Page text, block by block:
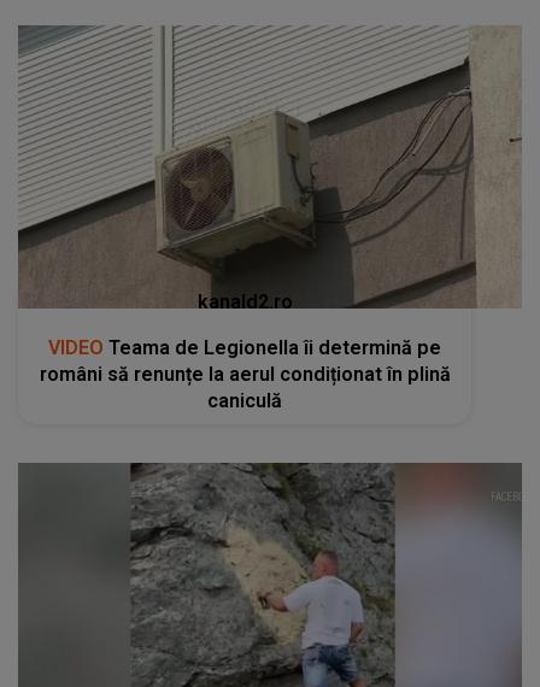
kanald2.ro
VIDEO Teama de Legionella îi determină pe
români să renunțe la aerul condiționat în plină
caniculă